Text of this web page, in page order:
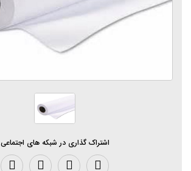
اشتراک گذاری در شبکه های اجتماعی